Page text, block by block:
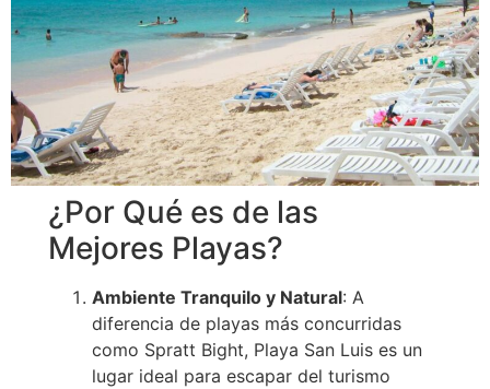
¿Por Qué es de las
Mejores Playas?
Ambiente Tranquilo y Natural: A
diferencia de playas más concurridas
como Spratt Bight, Playa San Luis es un
lugar ideal para escapar del turismo